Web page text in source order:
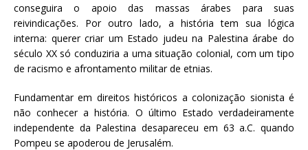
conseguira o apoio das massas árabes para suas
reivindicações. Por outro lado, a história tem sua lógica
interna: querer criar um Estado judeu na Palestina árabe do
século XX só conduziria a uma situação colonial, com um tipo
de racismo e afrontamento militar de etnias.
Fundamentar em direitos históricos a colonização sionista é
não conhecer a história. O último Estado verdadeiramente
independente da Palestina desapareceu em 63 a.C. quando
Pompeu se apoderou de Jerusalém.